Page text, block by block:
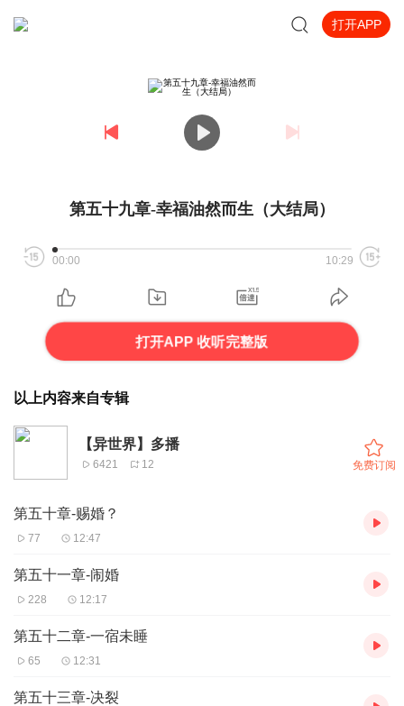
打开APP
第五十九章-幸福油然而生（大结局）
00:00 10:29
打开APP 收听完整版
以上内容来自专辑
【异世界】多播
6421 12 免费订阅
第五十章-赐婚？
77 12:47
第五十一章-闹婚
228 12:17
第五十二章-一宿未睡
65 12:31
第五十三章-决裂